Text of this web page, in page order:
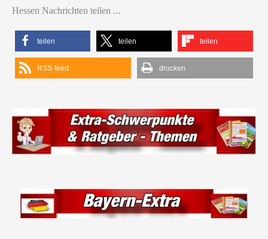
Hessen Nachrichten teilen ...
teilen teilen teilen
RSS-feed drucken